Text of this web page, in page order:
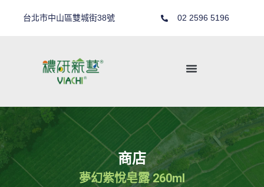
台北市中山區雙城街38號 02 2596 5196
商店
夢幻紫悅皂露 260ml